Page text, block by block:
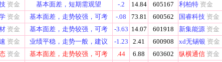
资金 基本面差，短期需观望 -.2 14.84 605167 利柏特 资金
资金 基本面差，走势较强，可考 -.08 73.81 600562 国睿科技 资金
资金 基本面差，走势较强，可考 -3.63 14.07 601918 新集能源 资金
资金 业绩平稳，走势一般，建议 -1.23 2.41 600908 xd无锡银 资金
资金 基本面差，走势较强，可考 .44 6.88 603602 纵横通信 资金